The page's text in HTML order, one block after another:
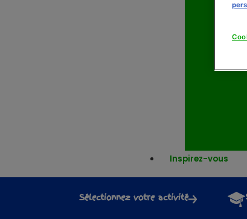
Inspirez-vous
Sélectionnez votre activité